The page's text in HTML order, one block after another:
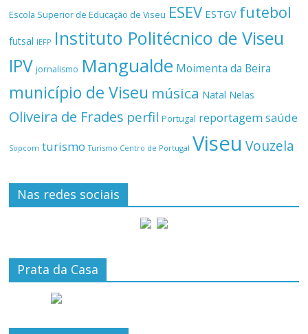
Escola Superior de Educação de Viseu ESEV ESTGV futebol
futsal IEFP Instituto Politécnico de Viseu
IPV jornalismo Mangualde Moimenta da Beira
município de Viseu música Natal Nelas
Oliveira de Frades perfil Portugal reportagemsaúde
Sopcom turismo Turismo Centro de Portugal Viseu Vouzela
Nas redes sociais
Prata da Casa